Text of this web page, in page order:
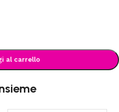
al carrello